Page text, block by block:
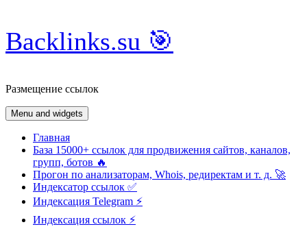
Skip
to
content
Backlinks.su 🎯
Размещение ссылок
Menu and widgets
Главная
База 15000+ ссылок для продвижения сайтов, каналов,
групп, ботов 🔥
Прогон по анализаторам, Whois, редиректам и т. д. 🚀
Индексатор ссылок ✅
Индексация Telegram ⚡️
Индексация ссылок ⚡️